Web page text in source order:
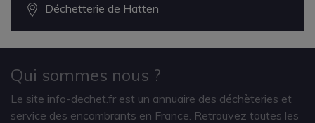
Déchetterie de Hatten
Qui sommes nous ?
Le site info-dechet.fr est un annuaire des déchèteries et
service des encombrants en France. Retrouvez toutes les